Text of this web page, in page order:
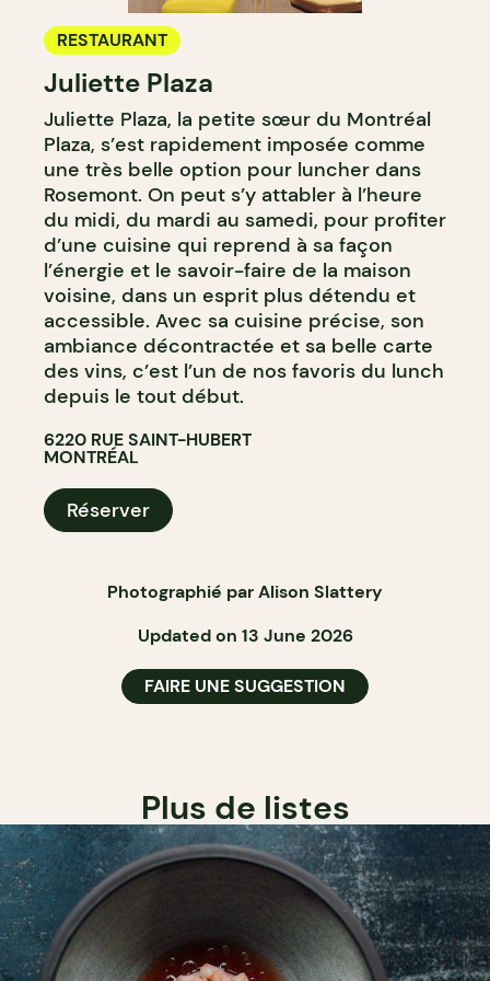
RESTAURANT
Juliette Plaza
Juliette Plaza, la petite sœur du Montréal
Plaza, s’est rapidement imposée comme
une très belle option pour luncher dans
Rosemont. On peut s’y attabler à l’heure
du midi, du mardi au samedi, pour profiter
d’une cuisine qui reprend à sa façon
l’énergie et le savoir-faire de la maison
voisine, dans un esprit plus détendu et
accessible. Avec sa cuisine précise, son
ambiance décontractée et sa belle carte
des vins, c’est l’un de nos favoris du lunch
depuis le tout début.
6220 RUE SAINT-HUBERT
MONTRÉAL
Réserver
Photographié par Alison Slattery
Updated on 13 June 2026
FAIRE UNE SUGGESTION
Plus de listes